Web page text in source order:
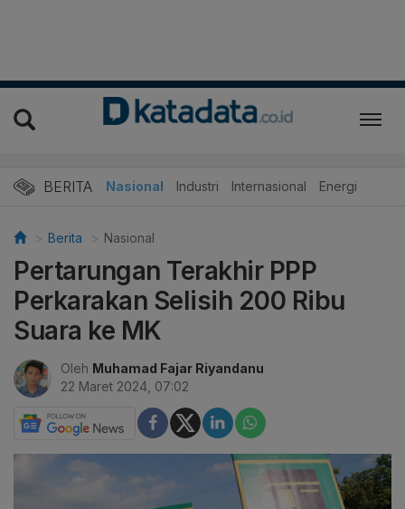
BERITA Nasional Industri Internasional Energi
Berita Nasional
Pertarungan Terakhir PPP
Perkarakan Selisih 200 Ribu
Suara ke MK
Oleh Muhamad Fajar Riyandanu
22 Maret 2024, 07:02